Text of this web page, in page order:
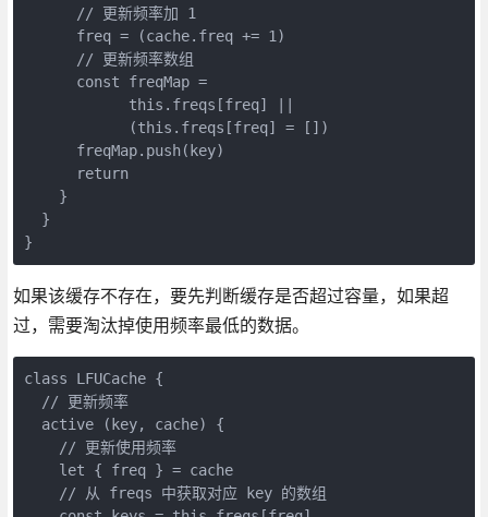
      // 更新频率加 1
      freq = (cache.freq += 1)
      // 更新频率数组
      const freqMap =
            this.freqs[freq] ||
            (this.freqs[freq] = [])
      freqMap.push(key)
      return
    }
  }
}
如果该缓存不存在，要先判断缓存是否超过容量，如果超
过，需要淘汰掉使用频率最低的数据。
class LFUCache {
  // 更新频率
  active (key, cache) {
    // 更新使用频率
    let { freq } = cache
    // 从 freqs 中获取对应 key 的数组